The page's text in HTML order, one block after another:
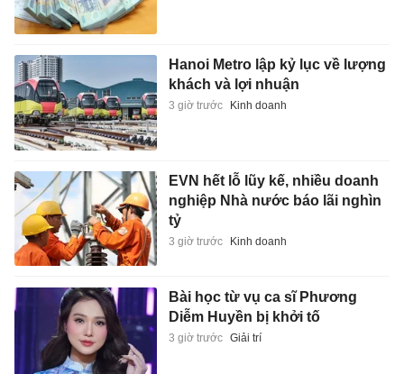
Hanoi Metro lập kỷ lục về lượng
khách và lợi nhuận
3 giờ trước Kinh doanh
EVN hết lỗ lũy kế, nhiều doanh
nghiệp Nhà nước báo lãi nghìn
tỷ
3 giờ trước Kinh doanh
Bài học từ vụ ca sĩ Phương
Diễm Huyền bị khởi tố
3 giờ trước Giải trí